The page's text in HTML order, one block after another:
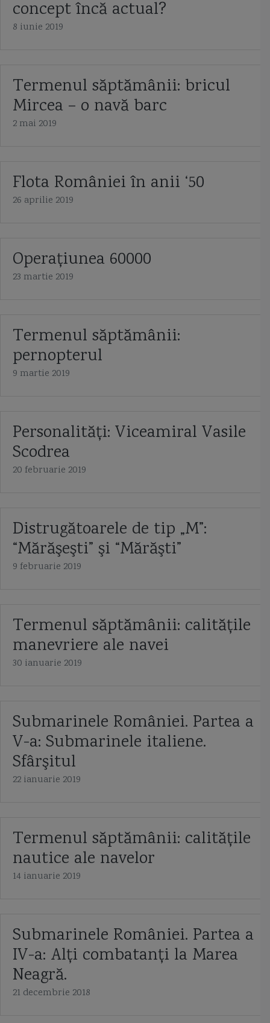
concept încă actual?
8 iunie 2019
Termenul săptămânii: bricul
Mircea – o navă barc
2 mai 2019
Flota României în anii ‘50
26 aprilie 2019
Operaţiunea 60000
23 martie 2019
Termenul săptămânii:
pernopterul
9 martie 2019
Personalități: Viceamiral Vasile
Scodrea
20 februarie 2019
Distrugătoarele de tip „M”:
“Mărăşeşti” şi “Mărăşti”
9 februarie 2019
Termenul săptămânii: calităţile
manevriere ale navei
30 ianuarie 2019
Submarinele României. Partea a
V-a: Submarinele italiene.
Sfârşitul
22 ianuarie 2019
Termenul săptămânii: calităţile
nautice ale navelor
14 ianuarie 2019
Submarinele României. Partea a
IV-a: Alţi combatanţi la Marea
Neagră.
21 decembrie 2018